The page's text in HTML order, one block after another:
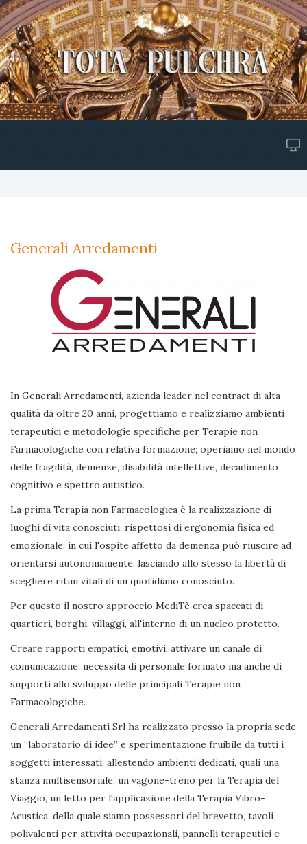
Generali Arredamenti
In Generali Arredamenti, azienda leader nel contract di alta
qualità da oltre 20 anni, progettiamo e realizziamo ambienti
terapeutici e metodologie specifiche per Terapie non
Farmacologiche con relativa formazione; operiamo nel mondo
delle fragilità, demenze, disabilità intellettive, decadimento
cognitivo e spettro autistico.
La prima Terapia non Farmacologica è la realizzazione di
luoghi di vita conosciuti, rispettosi di ergonomia fisica ed
emozionale, in cui l'ospite affetto da demenza può riuscire ad
orientarsi autonomamente, lasciando allo stesso la libertà di
scegliere ritmi vitali di un quotidiano conosciuto.
Per questo il nostro approccio MediTè crea spaccati di
quartieri, borghi, villaggi, all'interno di un nucleo protetto.
Creare rapporti empatici, emotivi, attivare un canale di
comunicazione, necessita di personale formato ma anche di
supporti allo sviluppo delle principali Terapie non
Farmacologiche.
Generali Arredamenti Srl ha realizzato presso la propria sede
un “laboratorio di idee” e sperimentazione fruibile da tutti i
soggetti interessati, allestendo ambienti dedicati, quali una
stanza multisensoriale, un vagone-treno per la Terapia del
Viaggio, un letto per l'applicazione della Terapia Vibro-
Acustica, della quale siamo possessori del brevetto, tavoli
polivalenti per attività occupazionali, pannelli terapeutici e